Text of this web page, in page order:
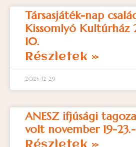
Társasjáték-nap
Kissomlyó Kultúrház
10.
Részletek »
2025-12-29
ANESZ ifjúsági
volt november 19-